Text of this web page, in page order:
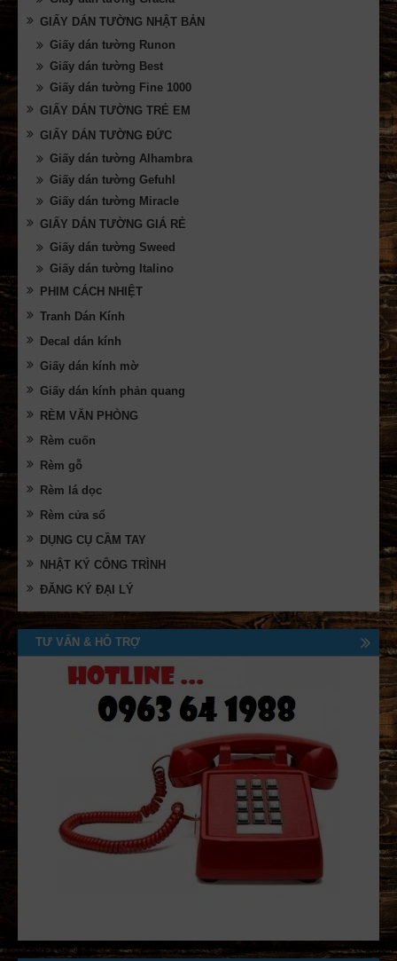
GIẤY DÁN TƯỜNG NHẬT BẢN
Giấy dán tường Runon
Giấy dán tường Best
Giấy dán tường Fine 1000
GIẤY DÁN TƯỜNG TRẺ EM
GIẤY DÁN TƯỜNG ĐỨC
Giấy dán tường Alhambra
Giấy dán tường Gefuhl
Giấy dán tường Miracle
GIẤY DÁN TƯỜNG GIÁ RẺ
Giấy dán tường Sweed
Giấy dán tường Italino
PHIM CÁCH NHIỆT
Tranh Dán Kính
Decal dán kính
Giấy dán kính mờ
Giấy dán kính phản quang
RÈM VĂN PHÒNG
Rèm cuốn
Rèm gỗ
Rèm lá dọc
Rèm cửa sổ
DỤNG CỤ CẦM TAY
NHẬT KÝ CÔNG TRÌNH
ĐĂNG KÝ ĐẠI LÝ
TƯ VẤN & HỖ TRỢ